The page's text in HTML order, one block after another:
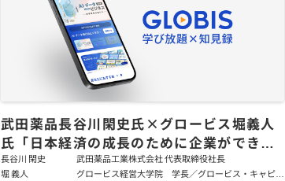
武田薬品長谷川閑史氏×グロービス堀義人
氏「日本経済の成長のために企業ができる
こと」
長谷川 閑史
武田薬品工業株式会社 代表取締役社長
堀 義人
グロービス経営大学院 学長／グロービス・キャピタ